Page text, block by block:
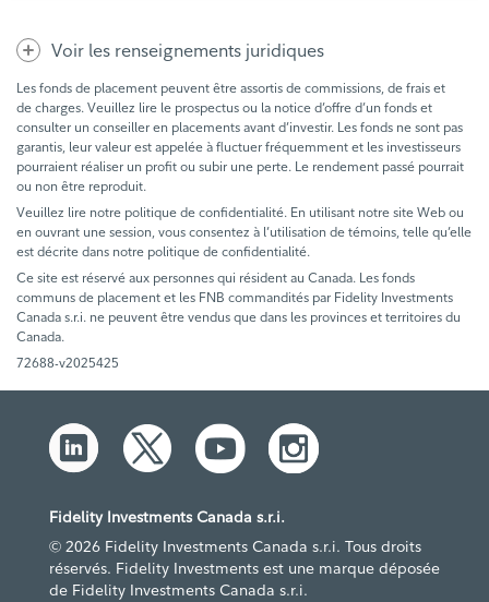
Voir les renseignements juridiques
Les fonds de placement peuvent être assortis de commissions, de frais et
de charges. Veuillez lire le prospectus ou la notice d’offre d’un fonds et
consulter un conseiller en placements avant d’investir. Les fonds ne sont pas
garantis, leur valeur est appelée à fluctuer fréquemment et les investisseurs
pourraient réaliser un profit ou subir une perte. Le rendement passé pourrait
ou non être reproduit.
Veuillez lire notre politique de confidentialité. En utilisant notre site Web ou
en ouvrant une session, vous consentez à l’utilisation de témoins, telle qu’elle
est décrite dans notre politique de confidentialité.
Ce site est réservé aux personnes qui résident au Canada. Les fonds
communs de placement et les FNB commandités par Fidelity Investments
Canada s.r.i. ne peuvent être vendus que dans les provinces et territoires du
Canada.
72688-v2025425
Fidelity Investments Canada s.r.i.
© 2026 Fidelity Investments Canada s.r.i. Tous droits
réservés. Fidelity Investments est une marque déposée
de Fidelity Investments Canada s.r.i.